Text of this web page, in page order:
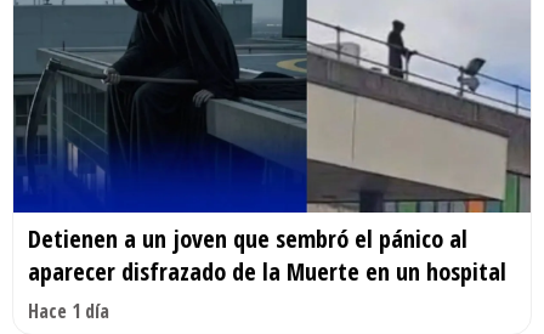
Detienen a un joven que sembró el pánico al
aparecer disfrazado de la Muerte en un hospital
Hace 1 día